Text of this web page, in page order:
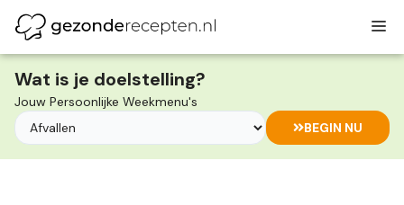
naar
de
inhoud
Wat is je doelstelling?
Jouw Persoonlijke Weekmenu's
BEGIN NU